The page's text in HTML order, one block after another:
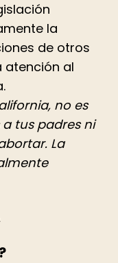
la
de otros
atención al
no es
tus padres ni
La